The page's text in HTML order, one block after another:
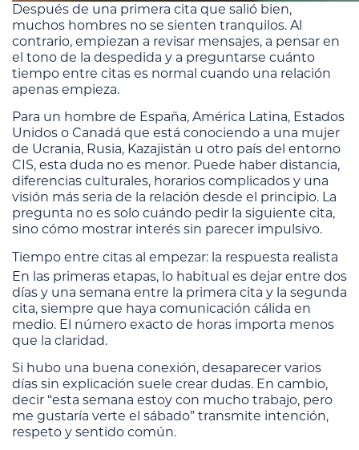
Después de una primera cita que salió bien,
muchos hombres no se sienten tranquilos. Al
contrario, empiezan a revisar mensajes, a pensar en
el tono de la despedida y a preguntarse cuánto
tiempo entre citas es normal cuando una relación
apenas empieza.
Para un hombre de España, América Latina, Estados
Unidos o Canadá que está conociendo a una mujer
de Ucrania, Rusia, Kazajistán u otro país del entorno
CIS, esta duda no es menor. Puede haber distancia,
diferencias culturales, horarios complicados y una
visión más seria de la relación desde el principio. La
pregunta no es solo cuándo pedir la siguiente cita,
sino cómo mostrar interés sin parecer impulsivo.
Tiempo entre citas al empezar: la respuesta realista
En las primeras etapas, lo habitual es dejar entre dos
días y una semana entre la primera cita y la segunda
cita, siempre que haya comunicación cálida en
medio. El número exacto de horas importa menos
que la claridad.
Si hubo una buena conexión, desaparecer varios
días sin explicación suele crear dudas. En cambio,
decir “esta semana estoy con mucho trabajo, pero
me gustaría verte el sábado” transmite intención,
respeto y sentido común.